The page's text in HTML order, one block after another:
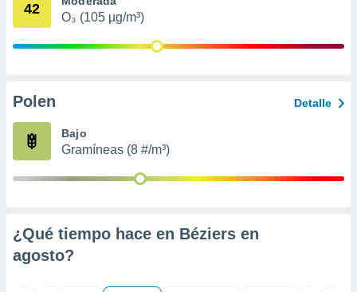
publicidad
de
1199
42
O₃ (105 µg/m³)
Polen Detalle
Bajo
Gramíneas (8 #/m³)
¿Qué tiempo hace en Béziers en
agosto?